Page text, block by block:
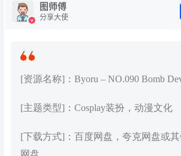
图师傅
分享大使
[资源名称]：Byoru – NO.090 Bomb
[主题类型]：Cosplay装扮，动漫文化
[下载方式]：百度网盘，夸克网盘或